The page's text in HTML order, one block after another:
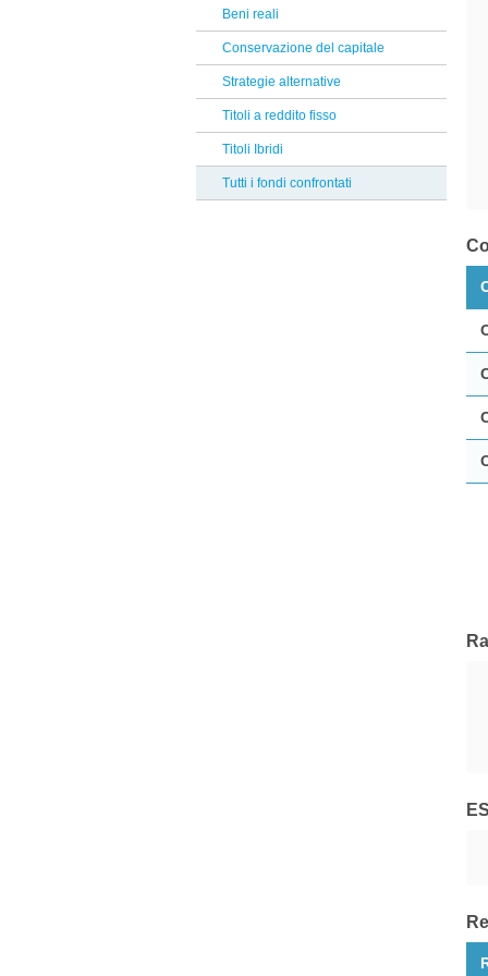
Reclami Assicurativi
Reclami Servizio di Investimento
Belgrave
RBC Bluebay
Bnp Paribas AM
Hedge Invest
Banca Zarattini
Compass
Beni reali
Conservazione del capitale
Strategie alternative
Titoli a reddito fisso
Titoli Ibridi
Tutti i fondi confrontati